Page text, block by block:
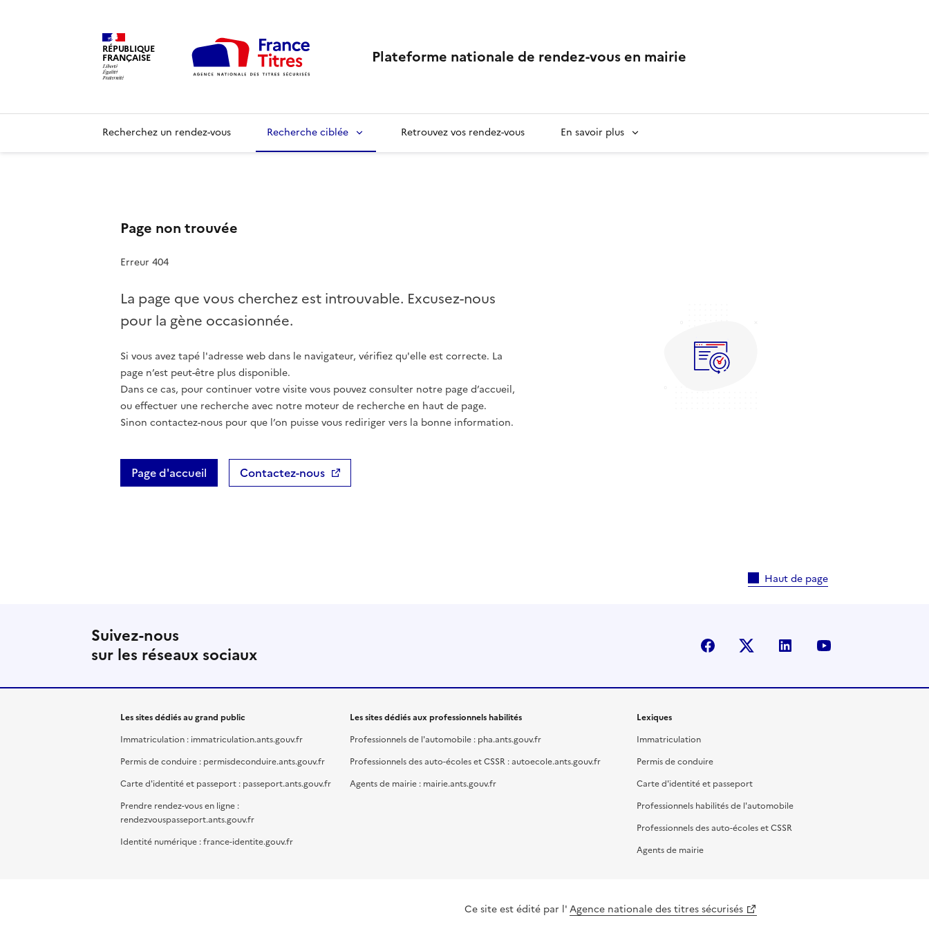
RÉPUBLIQUE
FRANÇAISE Plateforme nationale de rendez-vous en mairie
Recherchez un rendez-vous Recherche ciblée Retrouvez vos rendez-vous En savoir plus
Page non trouvée
Erreur 404
La page que vous cherchez est introuvable. Excusez-nous
pour la gène occasionnée.
Si vous avez tapé l'adresse web dans le navigateur, vérifiez qu'elle est correcte. La
page n’est peut-être plus disponible.
Dans ce cas, pour continuer votre visite vous pouvez consulter notre page d’accueil,
ou effectuer une recherche avec notre moteur de recherche en haut de page.
Sinon contactez-nous pour que l’on puisse vous rediriger vers la bonne information.
Page d'accueil Contactez-nous
Haut de page
Suivez-nous
sur les réseaux sociaux
facebook X (anciennement Twitter)
linkedin
Les sites dédiés au grand public
Immatriculation : immatriculation.ants.gouv.fr
Permis de conduire : permisdeconduire.ants.gouv.fr
Carte d'identité et passeport : passeport.ants.gouv.fr
Prendre rendez-vous en ligne :
rendezvouspasseport.ants.gouv.fr
Identité numérique : france-identite.gouv.fr
Les sites dédiés aux professionnels habilités
Professionnels de l'automobile : pha.ants.gouv.fr
Professionnels des auto-écoles et CSSR : autoecole.ants.gouv.fr
Agents de mairie : mairie.ants.gouv.fr
Lexiques
Immatriculation
Permis de conduire
Carte d'identité et passeport
Professionnels habilités de l'automobile
Professionnels des auto-écoles et CSSR
Agents de mairie
Ce site est édité par l'Agence nationale des titres sécurisés